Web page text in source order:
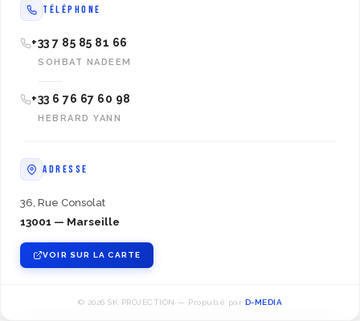
TÉLÉPHONE
+33 7 85 85 81 66
SOHBAT NADEEM
+33 6 76 67 60 98
HEBRARD YANN
ADRESSE
36, Rue Consolat
13001 — Marseille
VOIR SUR LA CARTE
© 2026 SK PROJECTION — Propulsé par D-MEDIA